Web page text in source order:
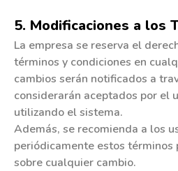
5. Modificaciones a los
La empresa se reserva el
términos y condiciones en
cambios serán notificados a
considerarán aceptados por el
utilizando el sistema.
Además, se recomienda a los
periódicamente estos
sobre cualquier cambio.